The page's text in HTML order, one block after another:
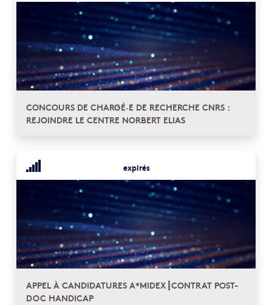
CONCOURS DE CHARGÉ·E DE RECHERCHE CNRS :
REJOINDRE LE CENTRE NORBERT ELIAS
expirés
APPEL À CANDIDATURES A*MIDEX┋CONTRAT POST-
DOC HANDICAP